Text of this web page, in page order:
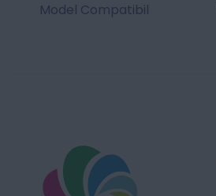
Model Compatibil